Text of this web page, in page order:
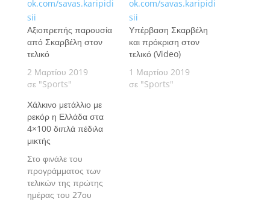
Αξιοπρεπής παρουσία
από Σκαρβέλη στον
τελικό
2 Μαρτίου 2019
σε "Sports"
Υπέρβαση Σκαρβέλη
και πρόκριση στον
τελικό (Video)
1 Μαρτίου 2019
σε "Sports"
Χάλκινο μετάλλιο με
ρεκόρ η Ελλάδα στα
4×100 διπλά πέδιλα
μικτής
Στο φινάλε του
προγράμματος των
τελικών της πρώτης
ημέρας του 27ου